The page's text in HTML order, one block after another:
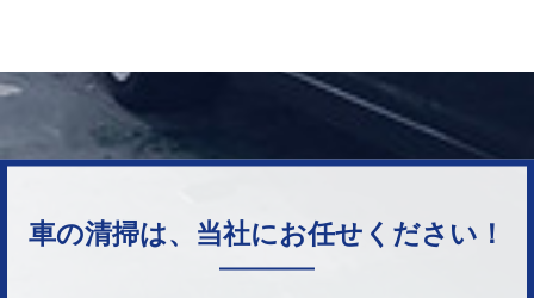
車の清掃は、当社にお任せください！